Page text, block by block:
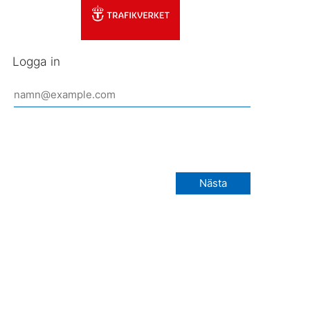
Logga in
Nästa